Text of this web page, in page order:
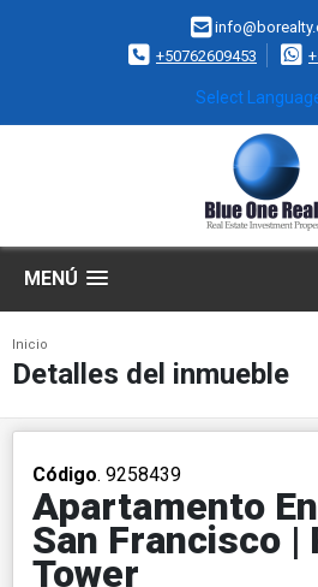
+50762609453
Select
MENÚ
Inicio
Detalles del inmueble
Código. 9258439
Apartamento
San Francisco
Tower